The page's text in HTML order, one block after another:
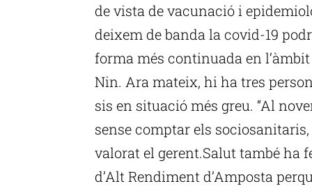
de vista de vacunació i
deixem de banda la covid-19
forma més continuada en
Nin. Ara mateix, hi ha tres
sis en situació més greu. “Al
sense comptar els
valorat el gerent.Salut també ha
d’Alt Rendiment d’Amposta